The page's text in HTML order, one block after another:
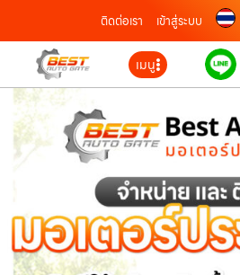
ติดต่อเรา เข้าสู่ระบบ
เมนู